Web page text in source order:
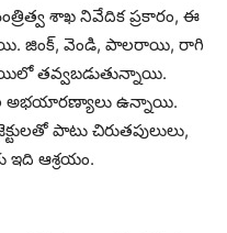
శాఖ నివేదిక ప్రకారం, ఈ
జింక్, వెండి, పాలరాయి, రాగి
తవ్వబడుతున్నాయి.
అభయారణ్యాలు ఉన్నాయి.
పాటు చిరుతపులులు,
ఇది ఆశ్రయం.